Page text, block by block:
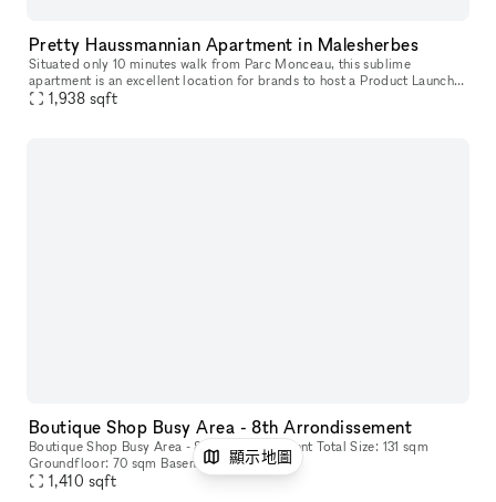
Pretty Haussmannian Apartment in Malesherbes
Situated only 10 minutes walk from Parc Monceau, this sublime
apartment is an excellent location for brands to host a Product Launch,
1,938 sqft
Boutique Shop Busy Area - 8th Arrondissement
Boutique Shop Busy Area - 8th Arrondissement Total Size: 131 sqm
Groundfloor: 70 sqm Basement: 61 sqm
1,410 sqft
顯示地圖